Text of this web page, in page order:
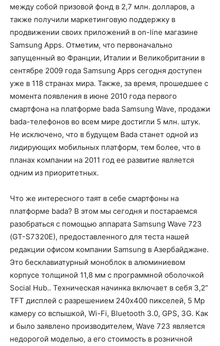
между собой призовой фонд в 2,7 млн. долларов, а
также получили маркетинговую поддержку в
продвижении своих приложений в on-line магазине
Samsung Apps. Отметим, что первоначально
запущенный во Франции, Италии и Великобритании в
сентябре 2009 года Samsung Apps сегодня доступен
уже в 118 странах мира. Также, за время, прошедшее с
момента появления в июне 2010 года первого
смартфона на платформе bada Samsung Wave, продажи
bada-телефонов во всем мире достигли 5 млн. штук.
Не исключено, что в будущем Bada станет одной из
лидирующих мобильных платформ, тем более, что в
планах компании на 2011 год ее развитие является
одним из приоритетных.
Что же интересного таят в себе смартфоны на
платформе bada? В этом мы сегодня и постараемся
разобраться с помощью аппарата Samsung Wave 723
(GT-S7320E), предоставленного для теста нашей
редакции офисом компании Samsung в Азербайджане.
Это бесклавиатурный моноблок в алюминиевом
корпусе толщиной 11,8 мм с программной оболочкой
Social Hub.. Техническая начинка включает в себя 3,2”
TFT дисплей с разрешением 240х400 пикселей, 5 Mp
камеру со вспышкой, Wi-Fi, Bluetooth 3.0, GPS, 3G. Как
и было заявлено производителем, Wave 723 является
недорогой моделью, а его стоимость в розничной